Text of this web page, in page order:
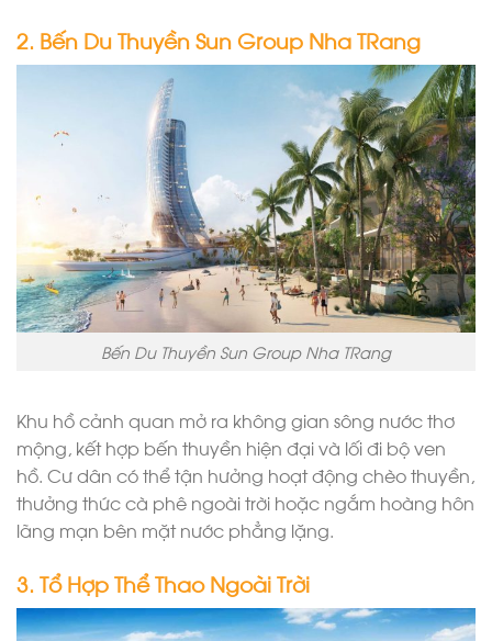
2. Bến Du Thuyền Sun Group Nha TRang
Bến Du Thuyền Sun Group Nha TRang
Khu hồ cảnh quan mở ra không gian sông nước thơ
mộng, kết hợp bến thuyền hiện đại và lối đi bộ ven
hồ. Cư dân có thể tận hưởng hoạt động chèo thuyền,
thưởng thức cà phê ngoài trời hoặc ngắm hoàng hôn
lãng mạn bên mặt nước phẳng lặng.
3. Tổ Hợp Thể Thao Ngoài Trời